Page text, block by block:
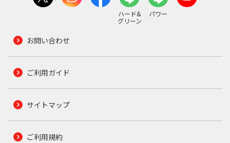
ハード&
グリーン
パワー
お問い合わせ
ご利用ガイド
サイトマップ
ご利用規約